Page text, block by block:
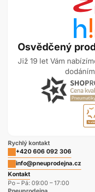
Osvědčený
Již 19 let Vám
Rychlý kontakt
+420 606 092 306
info@pneuprodejna.cz
Kontakt
Po – Pá: 09:00 – 17:00